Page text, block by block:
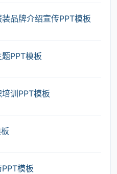
品牌介绍宣传PPT模板
PPT模板
训PPT模板
模板